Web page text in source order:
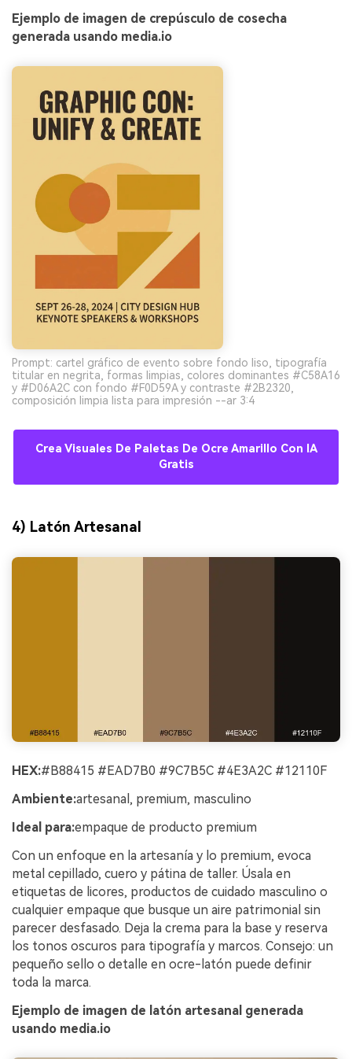
Ejemplo de imagen de crepúsculo de cosecha
generada usando media.io
Prompt: cartel gráfico de evento sobre fondo liso, tipografía
titular en negrita, formas limpias, colores dominantes #C58A16
y #D06A2C con fondo #F0D59A y contraste #2B2320,
composición limpia lista para impresión --ar 3:4
Crea Visuales De Paletas De Ocre Amarillo Con IA
Gratis
4) Latón Artesanal
HEX:#B88415 #EAD7B0 #9C7B5C #4E3A2C #12110F
Ambiente:artesanal, premium, masculino
Ideal para:empaque de producto premium
Con un enfoque en la artesanía y lo premium, evoca
metal cepillado, cuero y pátina de taller. Úsala en
etiquetas de licores, productos de cuidado masculino o
cualquier empaque que busque un aire patrimonial sin
parecer desfasado. Deja la crema para la base y reserva
los tonos oscuros para tipografía y marcos. Consejo: un
pequeño sello o detalle en ocre-latón puede definir
toda la marca.
Ejemplo de imagen de latón artesanal generada
usando media.io